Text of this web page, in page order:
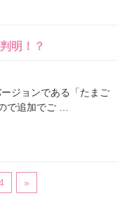
明！？
ジョンである「たまご
で追加でご …
»